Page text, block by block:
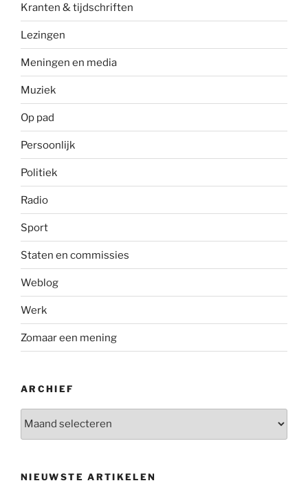
Kranten & tijdschriften
Lezingen
Meningen en media
Muziek
Op pad
Persoonlijk
Politiek
Radio
Sport
Staten en commissies
Weblog
Werk
Zomaar een mening
ARCHIEF
NIEUWSTE ARTIKELEN